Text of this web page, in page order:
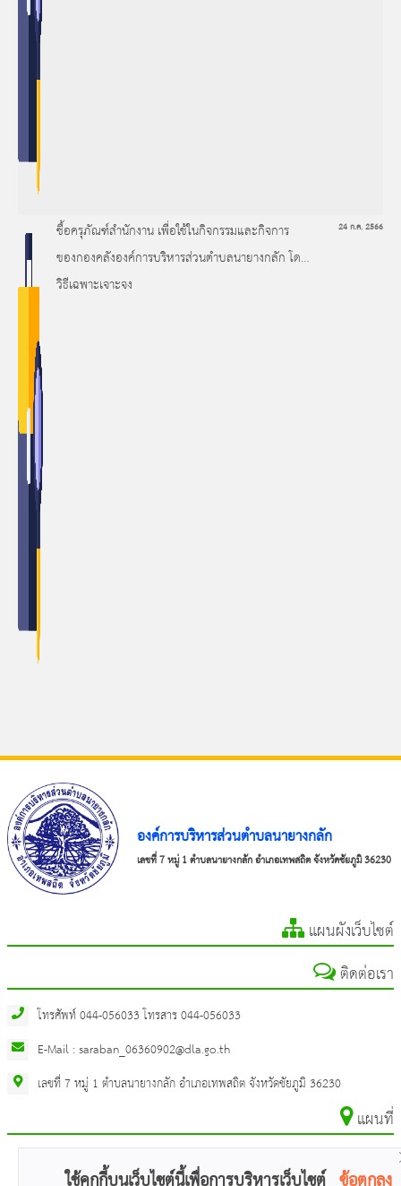
ซื้อครุภัณฑ์สำนักงาน เพื่อใช้ในกิจกรรมและกิจการ
ของกองคลังองค์การบริหารส่วนตำบลนายางกลัก โดย
วิธีเฉพาะเจาะจง
24 ก.ค. 2566
องค์การบริหารส่วนตำบลนายางกลัก
เลขที่ 7 หมู่ 1 ตำบลนายางกลัก อำเภอเทพสถิต จังหวัดชัยภูมิ 36230
แผนผังเว็บไซต์
ติดต่อเรา
โทรศัพท์ 044-056033 โทรสาร 044-056033
E-Mail : saraban_06360902@dla.go.th
เลขที่ 7 หมู่ 1 ตำบลนายางกลัก อำเภอเทพสถิต จังหวัดชัยภูมิ 36230
แผนที่